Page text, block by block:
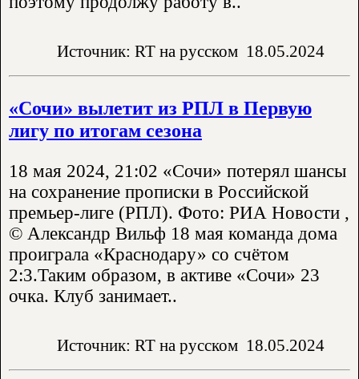
Источник: RT на русском 18.05.2024
«Сочи» вылетит из РПЛ в Первую
лигу по итогам сезона
18 мая 2024, 21:02 «Сочи» потерял шансы
на сохранение прописки в Российской
премьер-лиге (РПЛ). Фото: РИА Новости ,
© Александр Вильф 18 мая команда дома
проиграла «Краснодару» со счётом
2:3.Таким образом, в активе «Сочи» 23
очка. Клуб занимает..
Источник: RT на русском 18.05.2024